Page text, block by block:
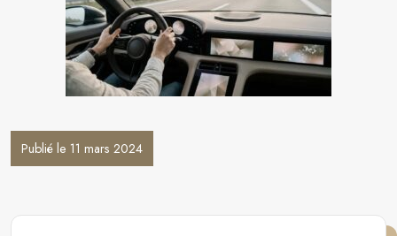
Publié le 11 mars 2024